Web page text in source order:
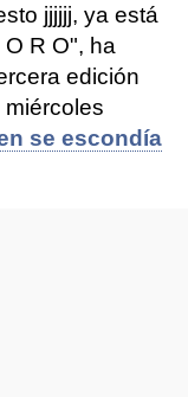
jjjjjj, ya está
O R O", ha
edición
se escondía